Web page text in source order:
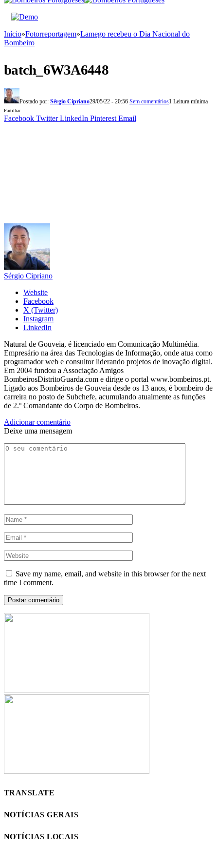
Início»Fotorreportagem»Lamego recebeu o Dia Nacional do
Bombeiro
batch_6W3A6448
Postado por: Sérgio Cipriano29/05/22 - 20:56 Sem comentários1 Leitura mínima
Partilhar
Facebook Twitter LinkedIn Pinterest Email
Sérgio Cipriano
Website
Facebook
X (Twitter)
Instagram
LinkedIn
Natural de Gouveia, é licenciado em Comunicação Multimédia.
Empresário na área das Tecnologias de Informação, onde atua como
programador web e consultor liderando projetos de inovação digital.
Em 2004 fundou a Associação Amigos
BombeirosDistritoGuarda.com e dirige o portal www.bombeiros.pt.
Ligado aos Bombeiros de Gouveia desde os 13 anos, é bombeiro de
carreira no posto de Subchefe, acumulando atualmente as funções
de 2.º Comandante do Corpo de Bombeiros.
Adicionar comentário
Deixe uma mensagem
Save my name, email, and website in this browser for the next
time I comment.
TRANSLATE
NOTÍCIAS GERAIS
NOTÍCIAS LOCAIS